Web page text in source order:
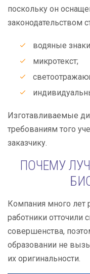
поскольку он
законодательством
водяные
микротекст;
Изготавливаемые
требованиям того
заказчику.
ПОЧЕМУ
Компания много лет
работники отточили
совершенства,
образовании не
их оригинальности.